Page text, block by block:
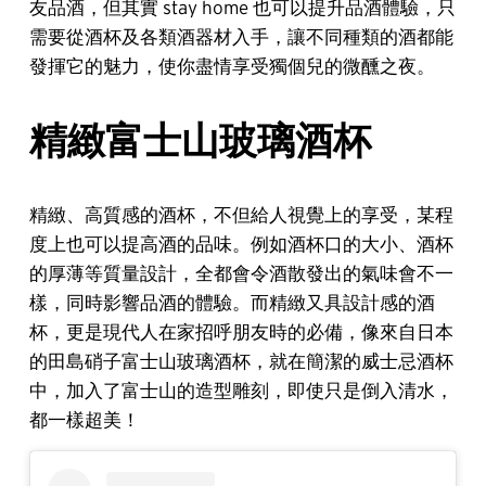
友品酒，但其實 stay home 也可以提升品酒體驗，只
需要從酒杯及各類酒器材入手，讓不同種類的酒都能
發揮它的魅力，使你盡情享受獨個兒的微醺之夜。
精緻富士山玻璃酒杯
精緻、高質感的酒杯，不但給人視覺上的享受，某程
度上也可以提高酒的品味。例如酒杯口的大小、酒杯
的厚薄等質量設計，全都會令酒散發出的氣味會不一
樣，同時影響品酒的體驗。而精緻又具設計感的酒
杯，更是現代人在家招呼朋友時的必備，像來自日本
的田島硝子富士山玻璃酒杯，就在簡潔的威士忌酒杯
中，加入了富士山的造型雕刻，即使只是倒入清水，
都一樣超美！